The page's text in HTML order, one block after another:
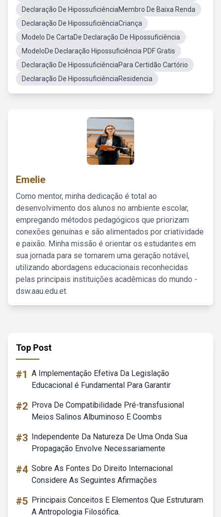
Declaração De HipossuficiênciaMembro De Baixa Renda
Declaração De HipossuficiênciaCriança
Modelo De CartaDe Declaração De Hipossuficiência
ModeloDe Declaração Hipossuficiência PDF Gratis
Declaração De HipossuficiênciaPara Certidão Cartório
Declaração De HipossuficiênciaResidencia
Emelie
Como mentor, minha dedicação é total ao
desenvolvimento dos alunos no ambiente escolar,
empregando métodos pedagógicos que priorizam
conexões genuínas e são alimentados por criatividade
e paixão. Minha missão é orientar os estudantes em
sua jornada para se tornarem uma geração notável,
utilizando abordagens educacionais reconhecidas
pelas principais instituições acadêmicas do mundo -
dsw.aau.edu.et.
Top Post
#1 A Implementação Efetiva Da Legislação
Educacional é Fundamental Para Garantir
#2 Prova De Compatibilidade Pré-transfusional
Meios Salinos Albuminoso E Coombs
#3 Independente Da Natureza De Uma Onda Sua
Propagação Envolve Necessariamente
#4 Sobre As Fontes Do Direito Internacional
Considere As Seguintes Afirmações
#5 Principais Conceitos E Elementos Que Estruturam
A Antropologia Filosófica.